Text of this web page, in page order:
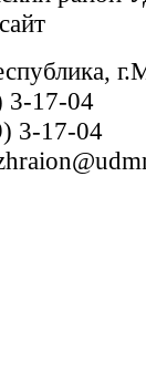
3-17-04
3-17-04